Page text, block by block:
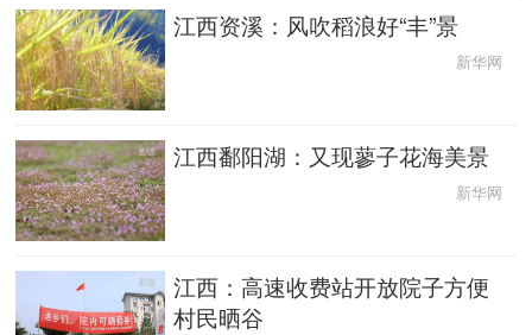
Русский язык 日本語 한국어
Deutsch Português
江西资溪：风吹稻浪好“丰”景
新华网
江西鄱阳湖：又现蓼子花海美景
新华网
江西：高速收费站开放院子方便
村民晒谷